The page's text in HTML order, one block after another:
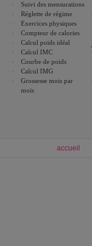
Suivi des mensurations
Réglette de régime
Exercices physiques
Compteur de calories
Calcul poids idéal
Calcul IMC
Courbe de poids
Calcul IMG
Grossesse mois par
mois
accueil